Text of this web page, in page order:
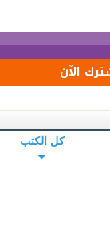
الآن
كل الكتب